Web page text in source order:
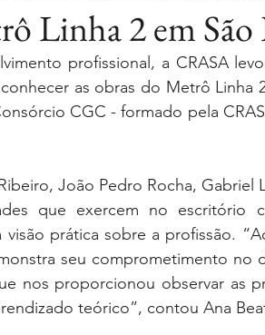
Linha 2 em São
profissional, a CRASA
as obras do Metrô Linha
CGC - formado pela
João Pedro Rocha, Gabriel
que exercem no escritório
prática sobre a profissão.
seu comprometimento no
nos proporcionou observar as
teórico”, contou Ana